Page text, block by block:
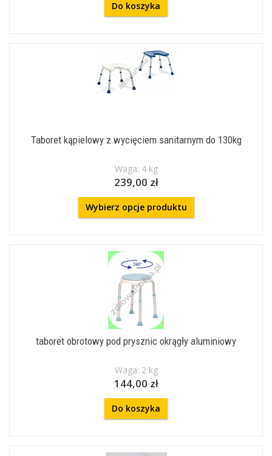
Do koszyka
Taboret kąpielowy z wycięciem sanitarnym do 130kg
Waga: 4 kg
239,00 zł
Wybierz opcje produktu
taboret obrotowy pod prysznic okrągły aluminiowy
Waga: 2 kg
144,00 zł
Do koszyka